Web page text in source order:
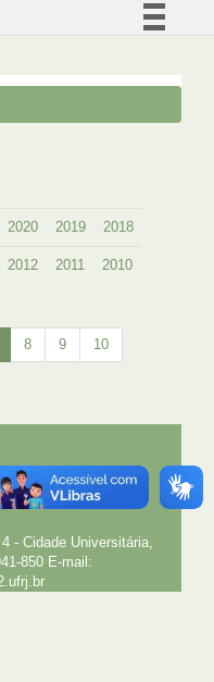
Comunica BR
2020 2019 2018
2012 2011 2010
8 9 10
PESSOAL
PREFEITURA
SIBI
- Cidade Universitária,
850 E-mail: